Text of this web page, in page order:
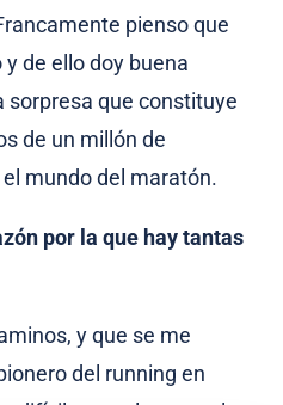
pienso que
de ello doy buena
sorpresa que constituye
de un millón de
mundo del maratón.
por la que hay tantas
y que se me
del running en